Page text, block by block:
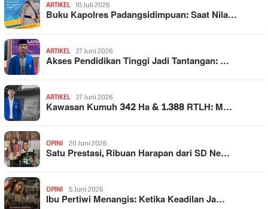
ARTIKEL 10 Juli 2026
Buku Kapolres Padangsidimpuan: Saat Nila…
ARTIKEL 27 Juni 2026
Akses Pendidikan Tinggi Jadi Tantangan: …
ARTIKEL 27 Juni 2026
Kawasan Kumuh 342 Ha & 1.388 RTLH: M…
OPINI 20 Juni 2026
Satu Prestasi, Ribuan Harapan dari SD Ne…
OPINI 5 Juni 2026
Ibu Pertiwi Menangis: Ketika Keadilan Ja…